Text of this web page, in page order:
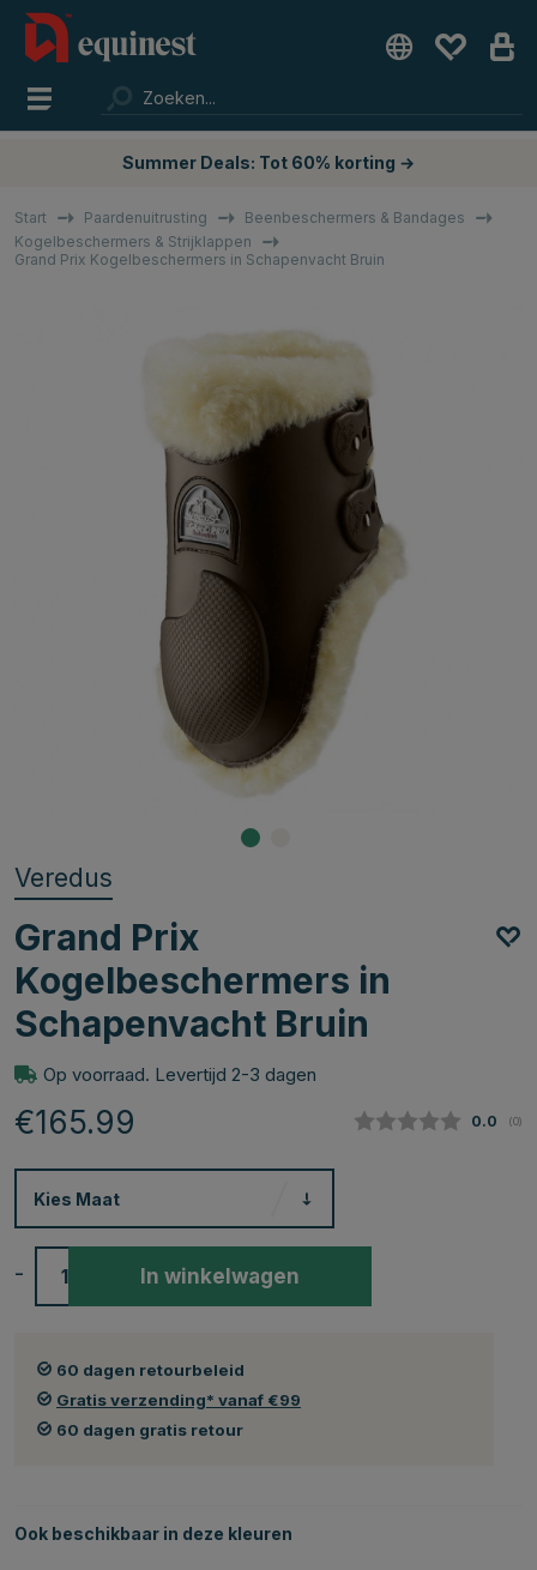
Summer Deals: Tot 60% korting →
Start Paardenuitrusting
Beenbeschermers & Bandages
Kogelbeschermers & Strijklappen
Grand Prix Kogelbeschermers in Schapenvacht Bruin
Veredus
Grand Prix
Kogelbeschermers in
Schapenvacht Bruin
Op voorraad. Levertijd 2-3 dagen
€165.99 0.0 (0)
Kies Maat
- In winkelwagen
60 dagen retourbeleid
Gratis verzending* vanaf €99
60 dagen gratis retour
Ook beschikbaar in deze kleuren